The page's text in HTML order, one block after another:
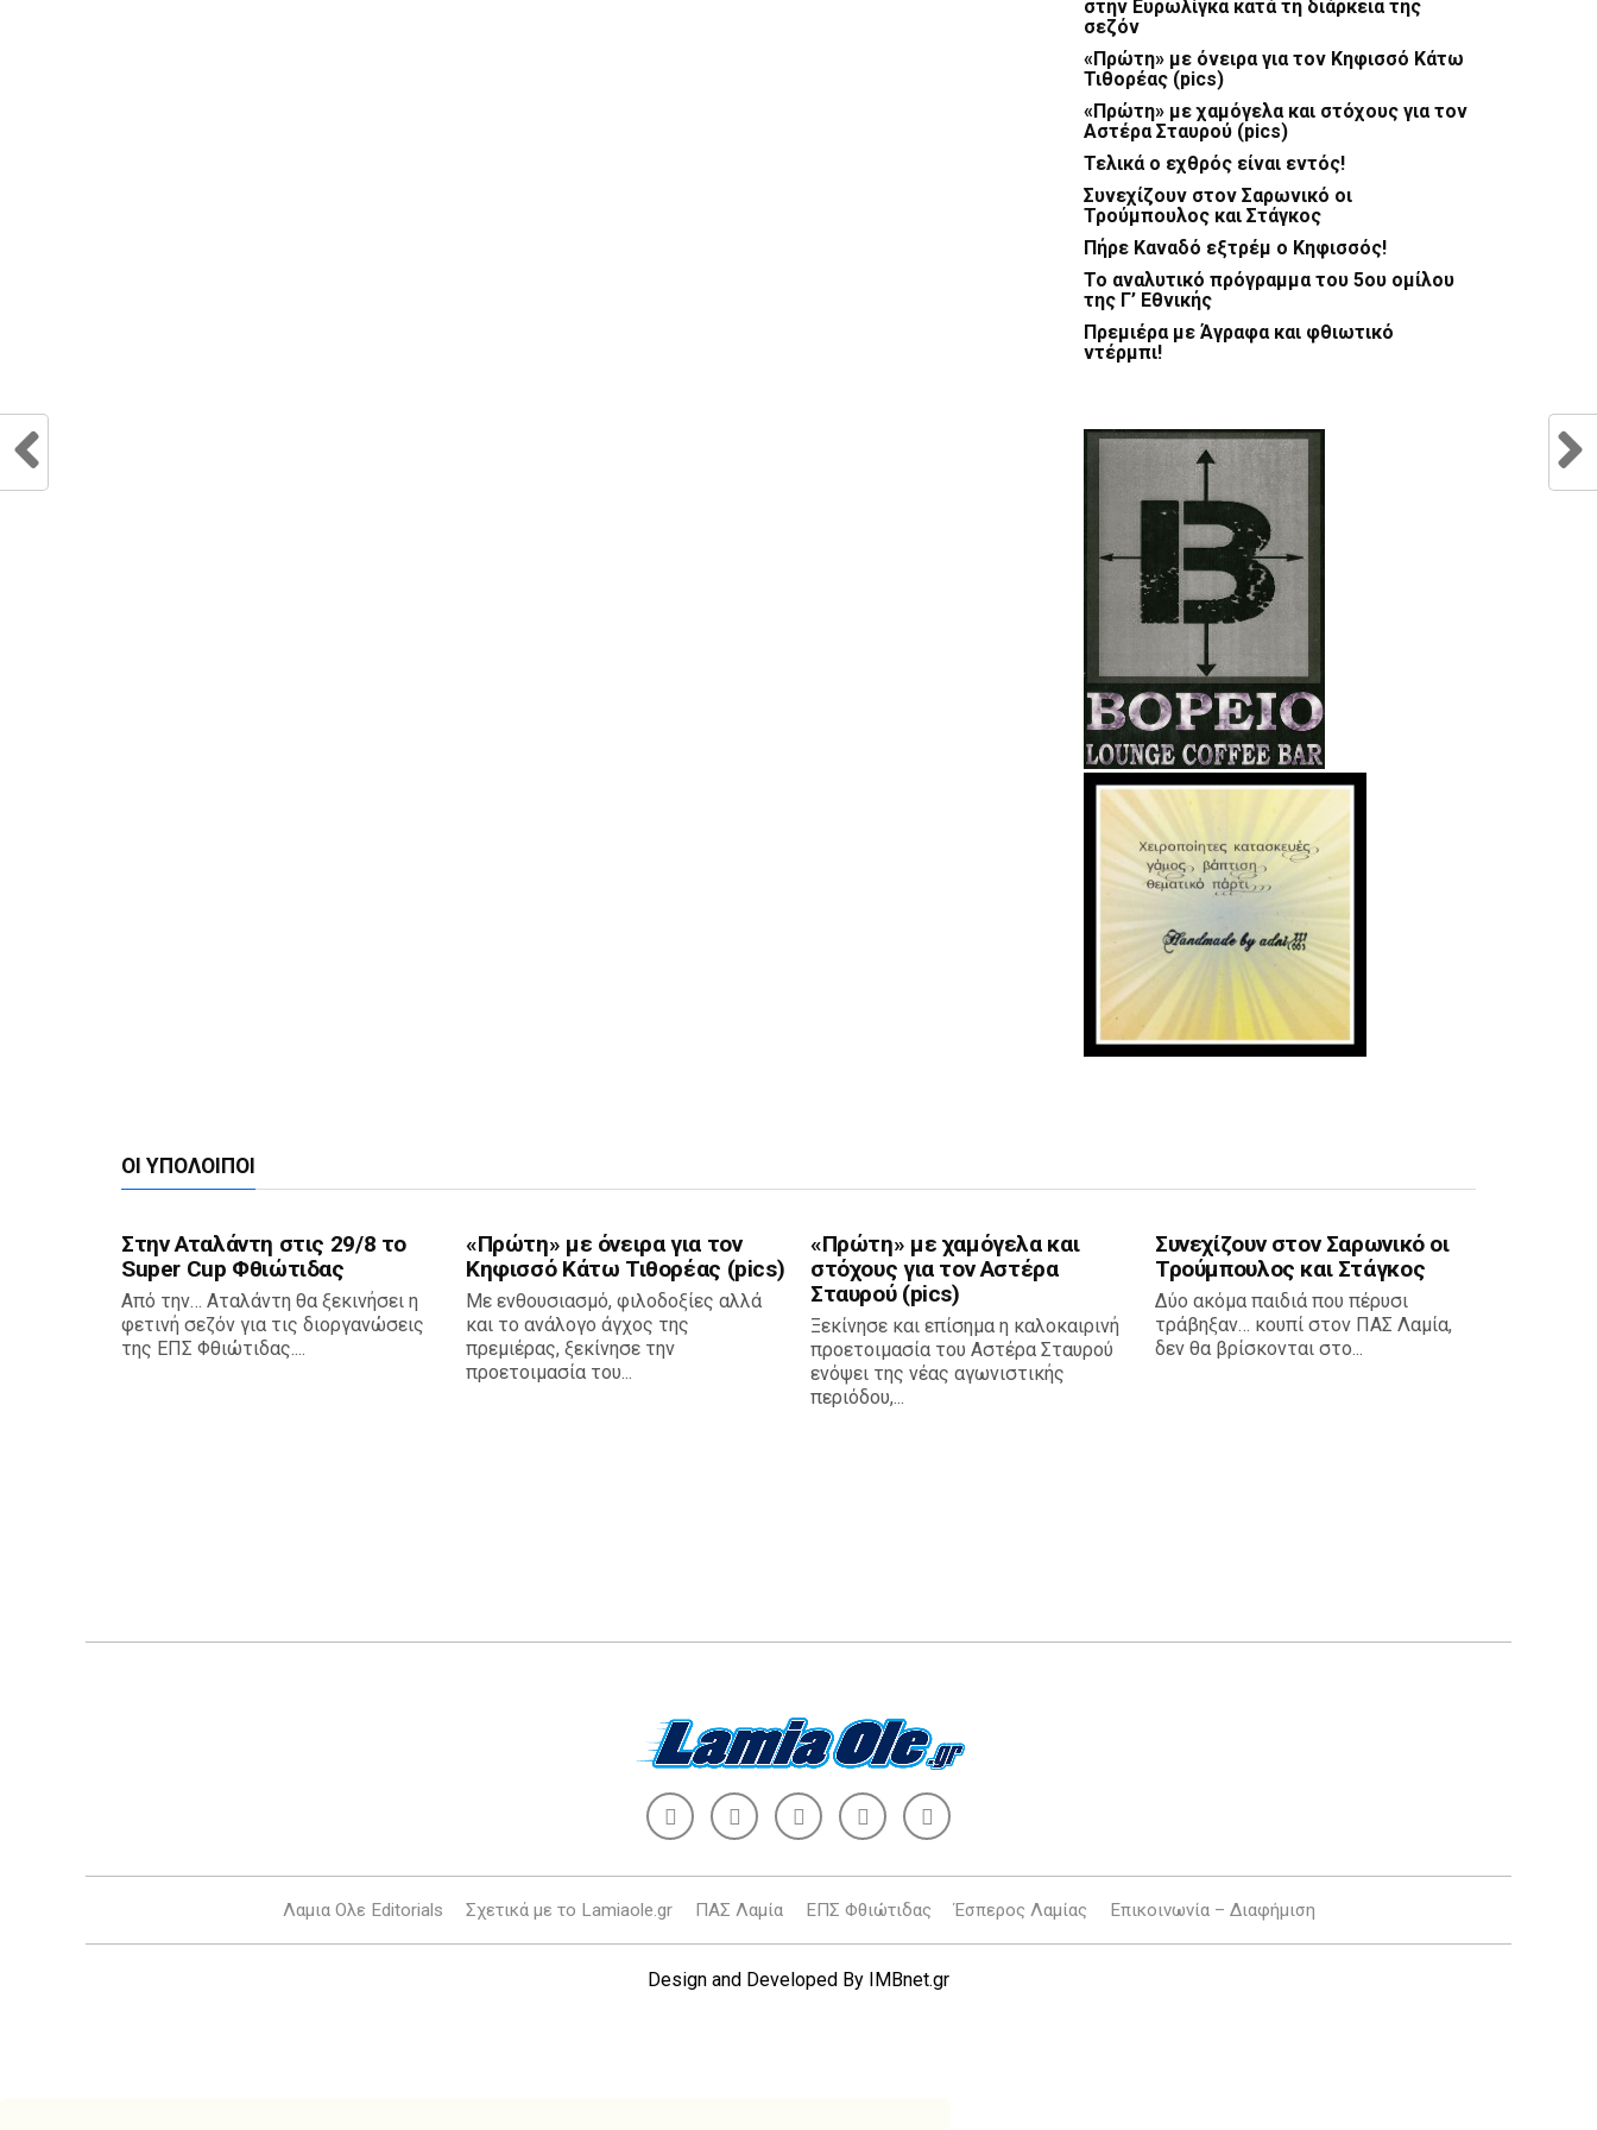
στην Ευρωλίγκα κατά τη διάρκεια της
σεζόν
«Πρώτη» με όνειρα για τον Κηφισσό Κάτω
Τιθορέας (pics)
«Πρώτη» με χαμόγελα και στόχους για τον
Αστέρα Σταυρού (pics)
Τελικά ο εχθρός είναι εντός!
Συνεχίζουν στον Σαρωνικό οι
Τρούμπουλος και Στάγκος
Πήρε Καναδό εξτρέμ ο Κηφισσός!
Το αναλυτικό πρόγραμμα του 5ου ομίλου
της Γ’ Εθνικής
Πρεμιέρα με Άγραφα και φθιωτικό
ντέρμπι!
ΟΙ ΥΠΌΛΟΙΠΟΙ
Στην Αταλάντη στις 29/8 το
Super Cup Φθιώτιδας
Από την… Αταλάντη θα ξεκινήσει η
φετινή σεζόν για τις διοργανώσεις
της ΕΠΣ Φθιώτιδας....
«Πρώτη» με όνειρα για τον
Κηφισσό Κάτω Τιθορέας (pics)
Με ενθουσιασμό, φιλοδοξίες αλλά
και το ανάλογο άγχος της
πρεμιέρας, ξεκίνησε την
προετοιμασία του...
«Πρώτη» με χαμόγελα και
στόχους για τον Αστέρα
Σταυρού (pics)
Ξεκίνησε και επίσημα η καλοκαιρινή
προετοιμασία του Αστέρα Σταυρού
ενόψει της νέας αγωνιστικής
περιόδου,...
Συνεχίζουν στον Σαρωνικό οι
Τρούμπουλος και Στάγκος
Δύο ακόμα παιδιά που πέρυσι
τράβηξαν… κουπί στον ΠΑΣ Λαμία,
δεν θα βρίσκονται στο...
Λαμια Ολε Editorials Σχετικά με το Lamiaole.gr ΠΑΣ Λαμία ΕΠΣ Φθιώτιδας Έσπερος Λαμίας Επικοινωνία – Διαφήμιση
Design and Developed By IMBnet.gr